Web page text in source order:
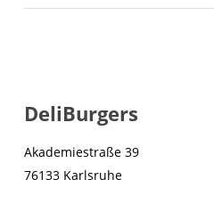
DeliBurgers
Akademiestraße 39
76133 Karlsruhe